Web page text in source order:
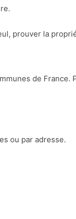
prouver la
de France.
ou par adresse.